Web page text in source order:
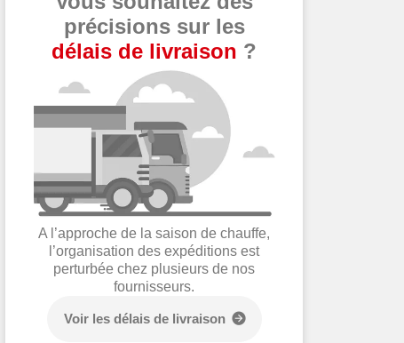
précisions sur les
délais de livraison ?
A l’approche de la saison de chauffe,
l’organisation des expéditions est
perturbée chez plusieurs de nos
fournisseurs.
Voir les délais de livraison